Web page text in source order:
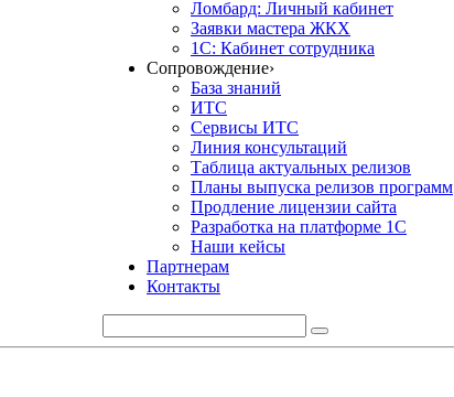
Ломбард: Личный кабинет
Заявки мастера ЖКХ
1С: Кабинет сотрудника
Сопровождение›
База знаний
ИТС
Сервисы ИТС
Линия консультаций
Таблица актуальных релизов
Планы выпуска релизов программ
Продление лицензии сайта
Разработка на платформе 1С
Наши кейсы
Партнерам
Контакты